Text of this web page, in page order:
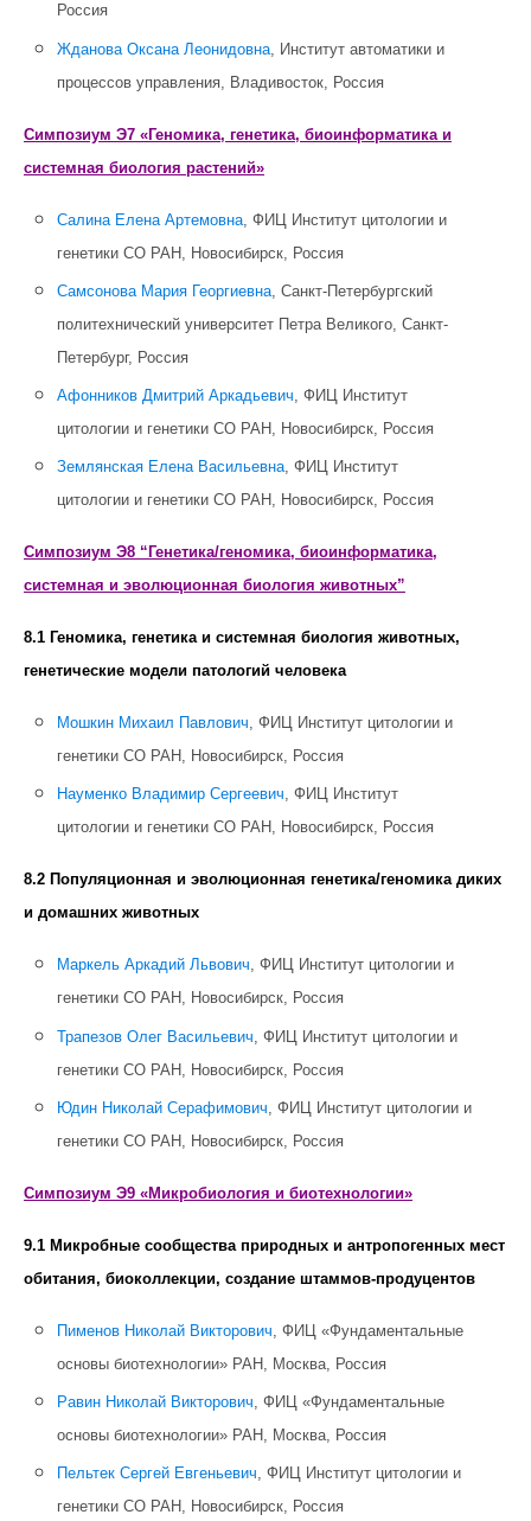
Россия
Жданова Оксана Леонидовна , Институт автоматики и
процессов управления, Владивосток, Россия
Симпозиум Э7 «Геномика, генетика, биоинформатика и
системная биология растений»
Салина Елена Артемовна , ФИЦ Институт цитологии и
генетики СО РАН, Новосибирск, Россия
Самсонова Мария Георгиевна , Санкт-Петербургский
политехнический университет Петра Великого, Санкт-
Петербург, Россия
Афонников Дмитрий Аркадьевич , ФИЦ Институт
цитологии и генетики СО РАН, Новосибирск, Россия
Землянская Елена Васильевна, ФИЦ Институт
цитологии и генетики СО РАН, Новосибирск, Россия
Симпозиум Э8 “Генетика/геномика, биоинформатика,
системная и эволюционная биология животных”
8.1 Геномика, генетика и системная биология животных,
генетические модели патологий человека
Мошкин Михаил Павлович, ФИЦ Институт цитологии и
генетики СО РАН, Новосибирск, Россия
Науменко Владимир Сергеевич, ФИЦ Институт
цитологии и генетики СО РАН, Новосибирск, Россия
8.2 Популяционная и эволюционная генетика/геномика диких
и домашних животных
Маркель Аркадий Львович, ФИЦ Институт цитологии и
генетики СО РАН, Новосибирск, Россия
Трапезов Олег Васильевич , ФИЦ Институт цитологии и
генетики СО РАН, Новосибирск, Россия
Юдин Николай Серафимович , ФИЦ Институт цитологии и
генетики СО РАН, Новосибирск, Россия
Симпозиум Э9 «Микробиология и биотехнологии»
9.1 Микробные сообщества природных и антропогенных мест
обитания, биоколлекции, создание штаммов-продуцентов
Пименов Николай Викторович , ФИЦ «Фундаментальные
основы биотехнологии» РАН, Москва, Россия
Равин Николай Викторович , ФИЦ «Фундаментальные
основы биотехнологии» РАН, Москва, Россия
Пельтек Сергей Евгеньевич, ФИЦ Институт цитологии и
генетики СО РАН, Новосибирск, Россия